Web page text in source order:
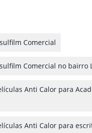
Comercial
Comercial no bairro
Anti Calor para
Anti Calor para